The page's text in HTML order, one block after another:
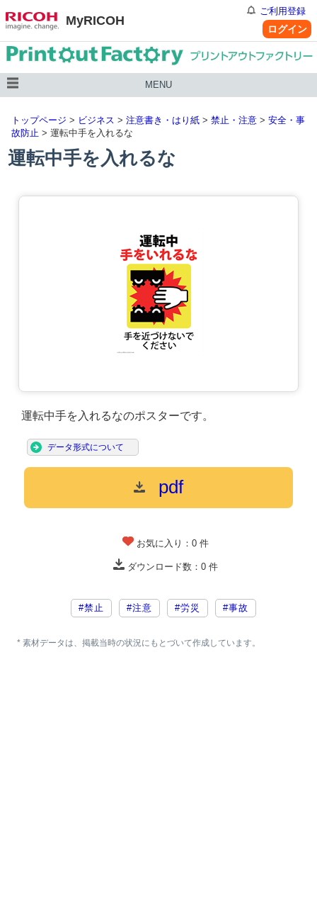
MyRICOH
ご利用登録
ログイン
MENU
トップページ > ビジネス > 注意書き・はり紙 > 禁止・注意 > 安全・事
故防止 > 運転中手を入れるな
運転中手を入れるな
運転中手を入れるなのポスターです。
データ形式について
pdf
お気に入り：0 件
ダウンロード数：0 件
#禁止 #注意 #労災 #事故
* 素材データは、掲載当時の状況にもとづいて作成しています。